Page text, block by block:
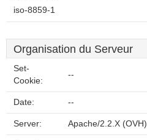
iso-8859-1
Organisation du Serveur
Set-
Cookie:
--
Date: --
Server: Apache/2.2.X (OVH)